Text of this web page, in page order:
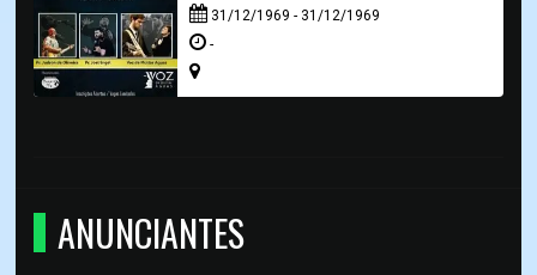
31/12/1969 - 31/12/1969
-
ANUNCIANTES